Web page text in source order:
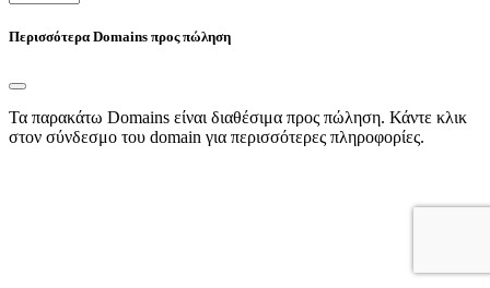
Περισσότερα Domains προς πώληση
Τα παρακάτω Domains είναι διαθέσιμα προς πώληση. Κάντε κλικ
στον σύνδεσμο του domain για περισσότερες πληροφορίες.